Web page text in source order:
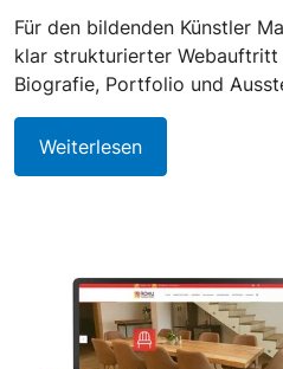
Für den bildenden Künstler
klar strukturierter
Biografie, Portfolio und
Weiterlesen